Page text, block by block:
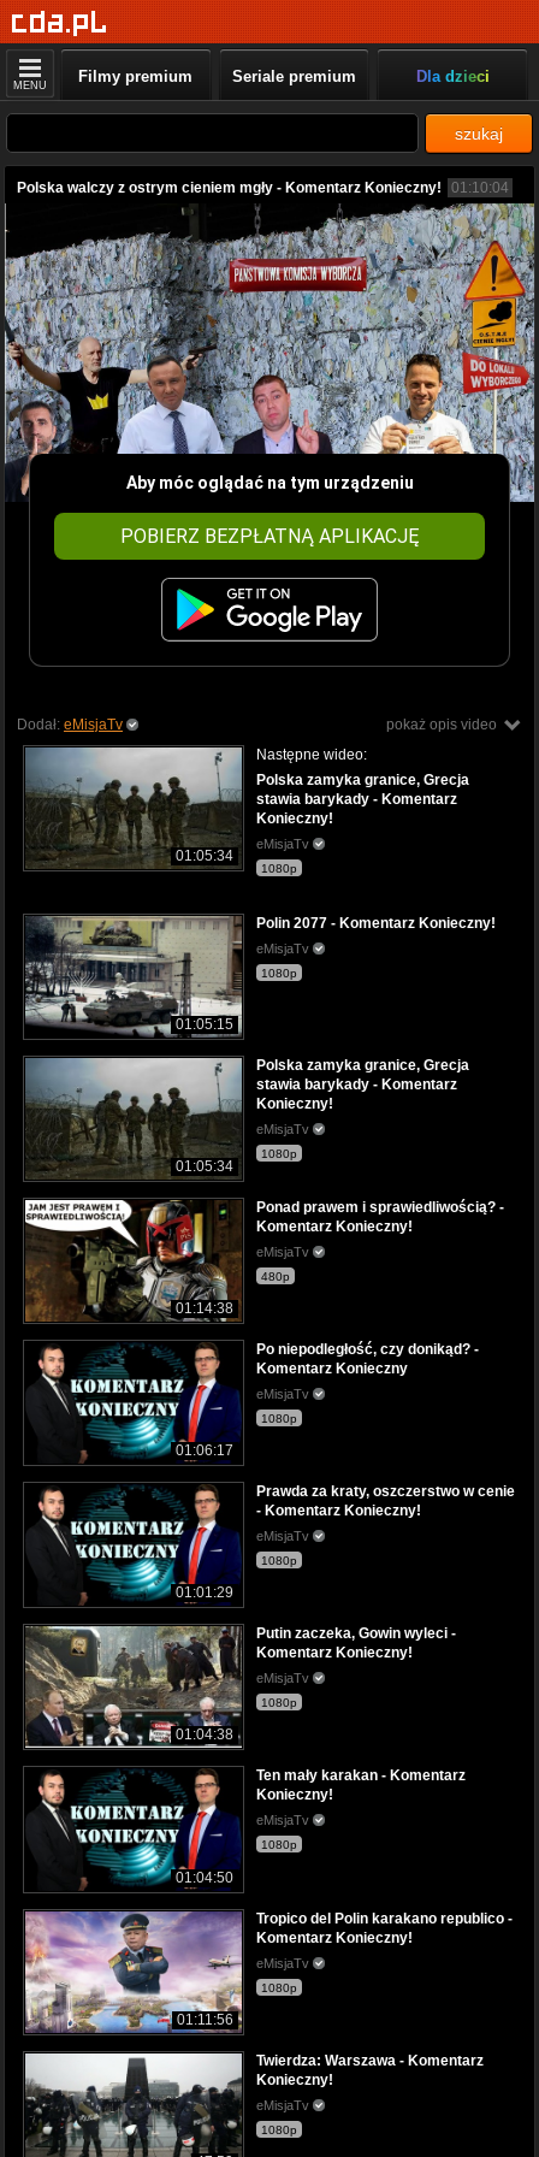
MENU Filmy premium Seriale premium Dla dzieci
szukaj
Polska walczy z ostrym cieniem mgły - Komentarz Konieczny! 01:10:04
Aby móc oglądać na tym urządzeniu
POBIERZ BEZPŁATNĄ APLIKACJĘ
pokaż opis video
Dodał: eMisjaTv
01:05:34
Następne wideo:
Polska zamyka granice, Grecja
stawia barykady - Komentarz
Konieczny!
eMisjaTv
1080p
01:05:15
Polin 2077 - Komentarz Konieczny!
eMisjaTv
1080p
01:05:34
Polska zamyka granice, Grecja
stawia barykady - Komentarz
Konieczny!
eMisjaTv
1080p
01:14:38
Ponad prawem i sprawiedliwością? -
Komentarz Konieczny!
eMisjaTv
480p
01:06:17
Po niepodległość, czy donikąd? -
Komentarz Konieczny
eMisjaTv
1080p
01:01:29
Prawda za kraty, oszczerstwo w cenie
- Komentarz Konieczny!
eMisjaTv
1080p
01:04:38
Putin zaczeka, Gowin wyleci -
Komentarz Konieczny!
eMisjaTv
1080p
01:04:50
Ten mały karakan - Komentarz
Konieczny!
eMisjaTv
1080p
01:11:56
Tropico del Polin karakano republico -
Komentarz Konieczny!
eMisjaTv
1080p
Twierdza: Warszawa - Komentarz
Konieczny!
eMisjaTv
1080p